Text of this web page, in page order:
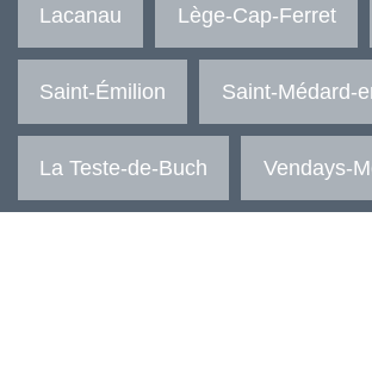
Lacanau Lège-Cap-Ferret
Saint-Émilion Saint-Médard-
La Teste-de-Buch Vendays-